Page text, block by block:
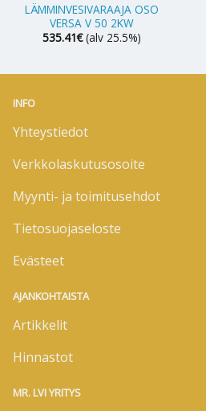
LÄMMINVESIVARAAJA OSO
VERSA V 50 2KW
535.41€ (alv 25.5%)
INFO
Yhteystiedot
Verkkolaskutusosoite
Myynti- ja toimitusehdot
Tietosuojaseloste
Evästeet
AJANKOHTAISTA
Artikkelit
Hinnastot
MR. LVI YRITYS